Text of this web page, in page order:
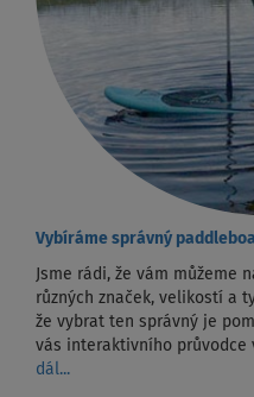
Vybíráme správný
Jsme rádi, že vám můžeme
různých značek, velikostí a
že vybrat ten správný je
vás interaktivního průvodce
dál...